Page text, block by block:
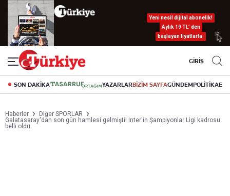
Yeni nesil dijital abonelik!
Aylık 19 TL’ den
başlayan fiyatlarla.
GİRİŞ
SON DAKİKA YAZARLARBİZİM SAYFAGÜNDEMPOLİTİKA
Haberler
Diğer SPORLAR
Galatasaray'dan son gün hamlesi gelmişti! Inter'in Şampiyonlar Ligi kadrosu
belli oldu